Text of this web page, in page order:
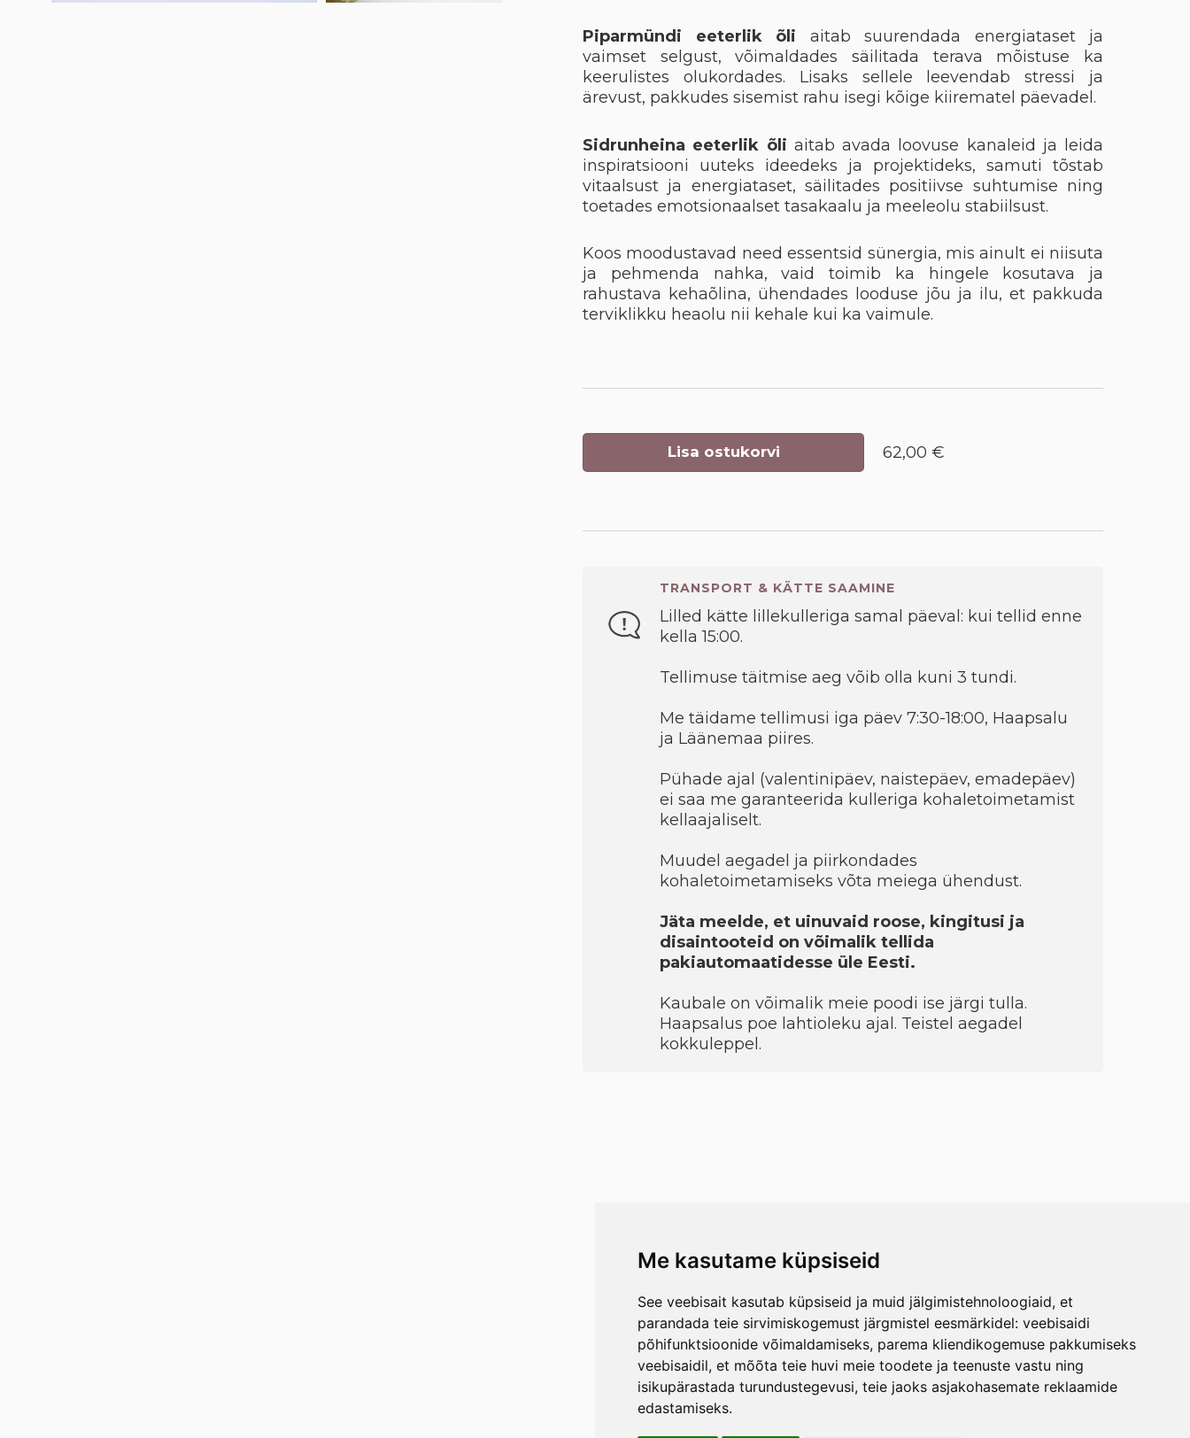
Me kasutame küpsiseid
See veebisait kasutab küpsiseid ja muid jälgimistehnoloogiaid, et
parandada teie sirvimiskogemust järgmistel eesmärkidel: veebisaidi
põhifunktsioonide võimaldamiseks, parema kliendikogemuse pakkumiseks
veebisaidil, et mõõta teie huvi meie toodete ja teenuste vastu ning
isikupärastada turundustegevusi, teie jaoks asjakohasemate reklaamide
edastamiseks.
Piparmündi eeterlik õli aitab suurendada energiataset ja
vaimset selgust, võimaldades säilitada terava mõistuse ka
keerulistes olukordades. Lisaks sellele leevendab stressi ja
ärevust, pakkudes sisemist rahu isegi kõige kiirematel päevadel.
Sidrunheina eeterlik õli aitab avada loovuse kanaleid ja leida
inspiratsiooni uuteks ideedeks ja projektideks, samuti tõstab
vitaalsust ja energiataset, säilitades positiivse suhtumise ning
toetades emotsionaalset tasakaalu ja meeleolu stabiilsust.
Koos moodustavad need essentsid sünergia, mis ainult ei niisuta
ja pehmenda nahka, vaid toimib ka hingele kosutava ja
rahustava kehaõlina, ühendades looduse jõu ja ilu, et pakkuda
terviklikku heaolu nii kehale kui ka vaimule.
Lisa ostukorvi 62,00 €
TRANSPORT & KÄTTE SAAMINE
Lilled kätte lillekulleriga samal päeval: kui tellid enne
kella 15:00.
Tellimuse täitmise aeg võib olla kuni 3 tundi.
Me täidame tellimusi iga päev 7:30-18:00, Haapsalu
ja Läänemaa piires.
Pühade ajal (valentinipäev, naistepäev, emadepäev)
ei saa me garanteerida kulleriga kohaletoimetamist
kellaajaliselt.
Muudel aegadel ja piirkondades
kohaletoimetamiseks võta meiega ühendust.
Jäta meelde, et uinuvaid roose, kingitusi ja
disaintooteid on võimalik tellida
pakiautomaatidesse üle Eesti.
Kaubale on võimalik meie poodi ise järgi tulla.
Haapsalus poe lahtioleku ajal. Teistel aegadel
kokkuleppel.